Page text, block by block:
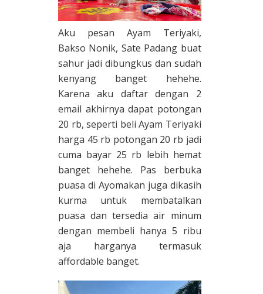
Aku pesan Ayam Teriyaki,
Bakso Nonik, Sate Padang buat
sahur jadi dibungkus dan sudah
kenyang banget hehehe.
Karena aku daftar dengan 2
email akhirnya dapat potongan
20 rb, seperti beli Ayam Teriyaki
harga 45 rb potongan 20 rb jadi
cuma bayar 25 rb lebih hemat
banget hehehe. Pas berbuka
puasa di Ayomakan juga dikasih
kurma untuk membatalkan
puasa dan tersedia air minum
dengan membeli hanya 5 ribu
aja harganya termasuk
affordable banget.